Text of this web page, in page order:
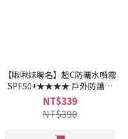
【啾啾妹聯名】超C防曬水噴霧
SPF50+★★★★ 戶外防護型
50ml
NT$339
NT$390